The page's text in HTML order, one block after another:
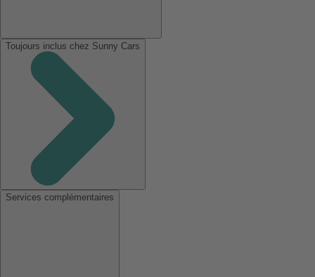
Toujours inclus chez Sunny Cars
Services complémentaires